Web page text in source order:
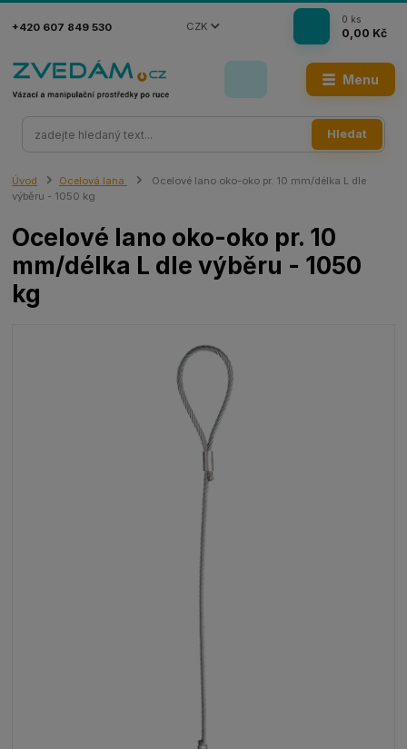
Menu
CZK
Hledat
+420 607 849 530
0 ks
0,00 Kč
Úvod Ocelová lana
Ocelové lano oko-oko pr. 10 mm/délka L dle
výběru - 1050 kg
Ocelové lano oko-oko pr. 10
mm/délka L dle výběru - 1050
kg